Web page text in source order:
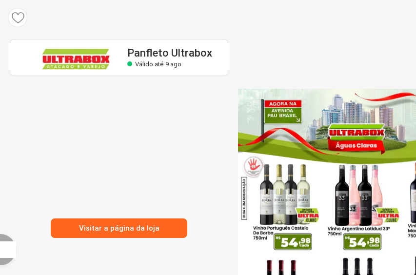
Panfleto Ultrabox
Válido até 9 ago.
Visitar a página da loja